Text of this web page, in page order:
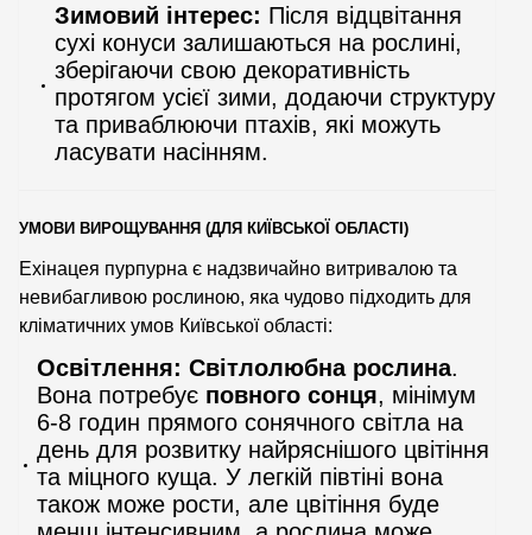
Зимовий інтерес: Після відцвітання
сухі конуси залишаються на рослині,
зберігаючи свою декоративність
протягом усієї зими, додаючи структуру
та приваблюючи птахів, які можуть
ласувати насінням.
УМОВИ ВИРОЩУВАННЯ (ДЛЯ КИЇВСЬКОЇ ОБЛАСТІ)
Ехінацея пурпурна є надзвичайно витривалою та
невибагливою рослиною, яка чудово підходить для
кліматичних умов Київської області:
Освітлення: Світлолюбна рослина.
Вона потребує повного сонця, мінімум
6-8 годин прямого сонячного світла на
день для розвитку найряснішого цвітіння
та міцного куща. У легкій півтіні вона
також може рости, але цвітіння буде